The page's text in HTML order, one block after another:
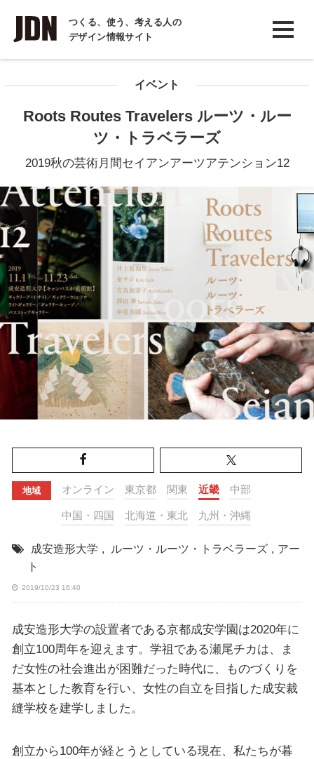
つくる、使う、考える人の
デザイン情報サイト
INTERVIEW
インタビュー
COLUMN
イベント
Roots Routes Travelers ルーツ・ルー
ツ・トラベラーズ
2019秋の芸術月間セイアンアーツアテンション12
地域 オンライン 東京都 関東 近畿 中部
中国・四国 北海道・東北 九州・沖縄
成安造形大学 , ルーツ・ルーツ・トラベラーズ , アー
ト
2019/10/23 16:40
成安造形大学の設置者である京都成安学園は2020年に
創立100周年を迎えます。学祖である瀬尾チカは、ま
だ女性の社会進出が困難だった時代に、ものづくりを
基本とした教育を行い、女性の自立を目指した成安裁
縫学校を建学しました。
創立から100年が経とうとしている現在、私たちが暮